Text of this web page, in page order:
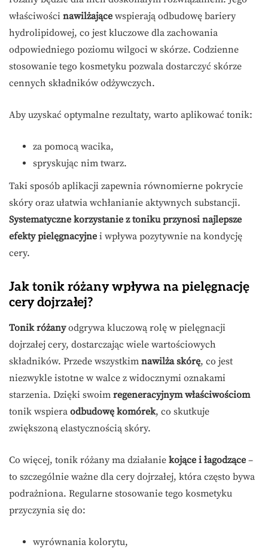
właściwości nawilżające wspierają odbudowę bariery
hydrolipidowej, co jest kluczowe dla zachowania
odpowiedniego poziomu wilgoci w skórze. Codzienne
stosowanie tego kosmetyku pozwala dostarczyć skórze
cennych składników odżywczych.
Aby uzyskać optymalne rezultaty, warto aplikować tonik:
za pomocą wacika,
spryskując nim twarz.
Taki sposób aplikacji zapewnia równomierne pokrycie
skóry oraz ułatwia wchłanianie aktywnych substancji.
Systematyczne korzystanie z toniku przynosi najlepsze
efekty pielęgnacyjne i wpływa pozytywnie na kondycję
cery.
Jak tonik różany wpływa na pielęgnację
cery dojrzałej?
Tonik różanyodgrywa kluczową rolę w pielęgnacji
dojrzałej cery, dostarczając wiele wartościowych
składników. Przede wszystkim nawilża skórę, co jest
niezwykle istotne w walce z widocznymi oznakami
starzenia. Dzięki swoim regeneracyjnym właściwościom
tonik wspiera odbudowę komórek, co skutkuje
zwiększoną elastycznością skóry.
Co więcej, tonik różany ma działanie kojące i łagodzące –
to szczególnie ważne dla cery dojrzałej, która często bywa
podrażniona. Regularne stosowanie tego kosmetyku
przyczynia się do:
wyrównania kolorytu,